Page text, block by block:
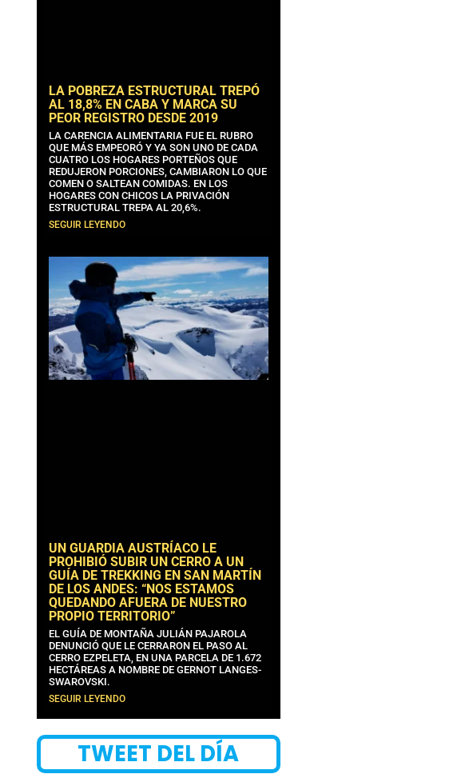
LA POBREZA ESTRUCTURAL TREPÓ
AL 18,8% EN CABA Y MARCA SU
PEOR REGISTRO DESDE 2019
LA CARENCIA ALIMENTARIA FUE EL RUBRO
QUE MÁS EMPEORÓ Y YA SON UNO DE CADA
CUATRO LOS HOGARES PORTEÑOS QUE
REDUJERON PORCIONES, CAMBIARON LO QUE
COMEN O SALTEAN COMIDAS. EN LOS
HOGARES CON CHICOS LA PRIVACIÓN
ESTRUCTURAL TREPA AL 20,6%.
SEGUIR LEYENDO
UN GUARDIA AUSTRÍACO LE
PROHIBIÓ SUBIR UN CERRO A UN
GUÍA DE TREKKING EN SAN MARTÍN
DE LOS ANDES: “NOS ESTAMOS
QUEDANDO AFUERA DE NUESTRO
PROPIO TERRITORIO”
EL GUÍA DE MONTAÑA JULIÁN PAJAROLA
DENUNCIÓ QUE LE CERRARON EL PASO AL
CERRO EZPELETA, EN UNA PARCELA DE 1.672
HECTÁREAS A NOMBRE DE GERNOT LANGES-
SWAROVSKI.
SEGUIR LEYENDO
TWEET DEL DÍA